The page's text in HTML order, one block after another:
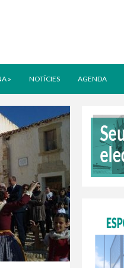
» NOTÍCIES AGENDA